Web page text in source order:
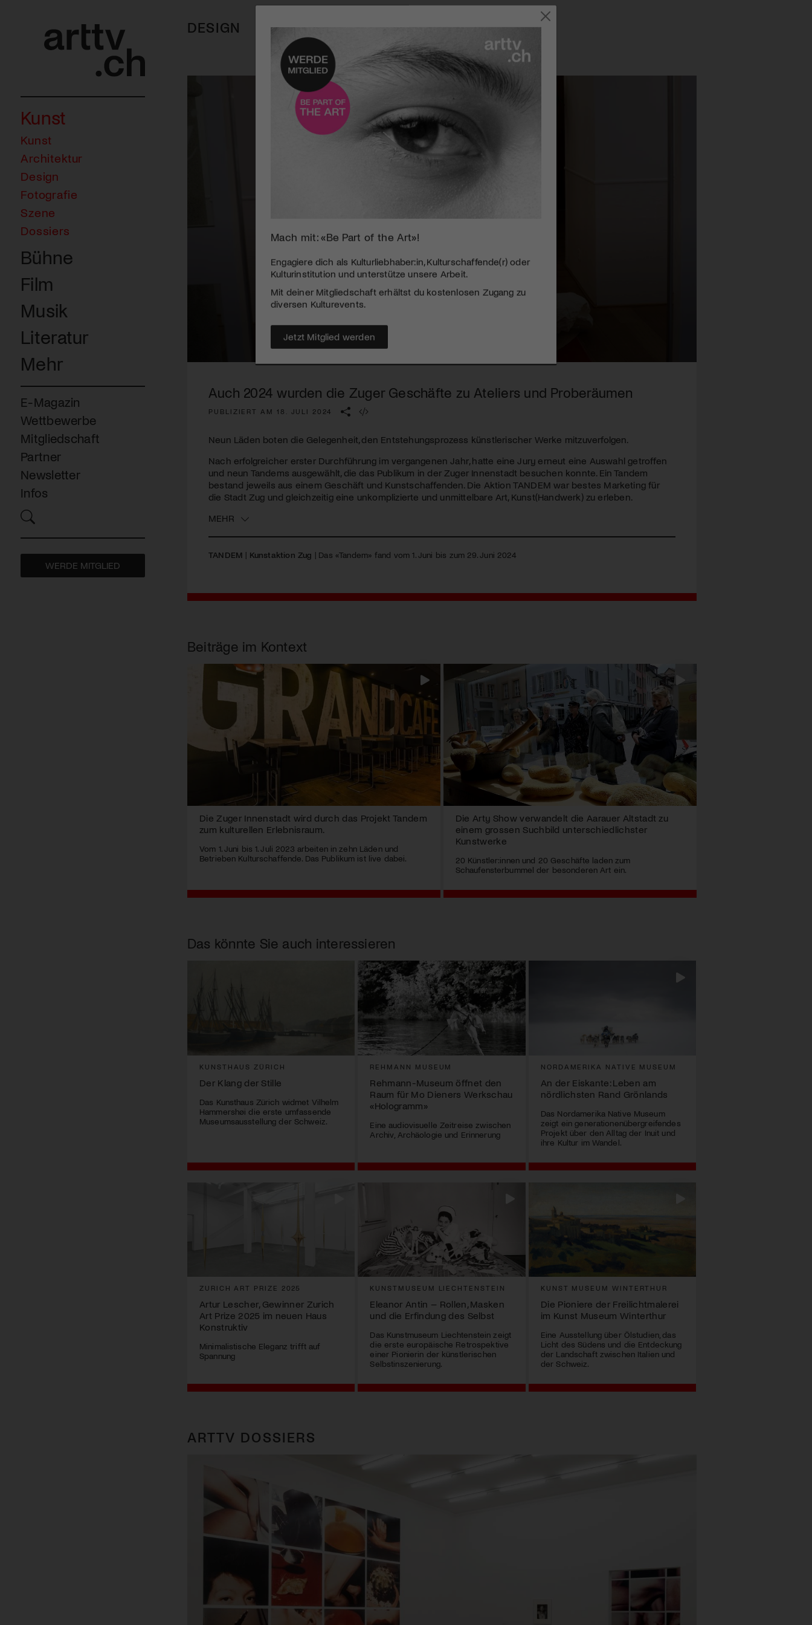
Kunst
Kunst
Architektur
Design
Fotografie
Szene
Dossiers
Bühne
Film
Musik
Literatur
Mehr
E-Magazin
Wettbewerbe
Mitgliedschaft
Partner
Newsletter
Infos
WERDE MITGLIED
DESIGN
Auch 2024 wurden die Zuger Geschäfte zu Ateliers und Proberäumen
PUBLIZIERT AM 18. JULI 2024
Neun Läden boten die Gelegenheit, den Entstehungsprozess künstlerischer Werke mitzuverfolgen.
Nach erfolgreicher erster Durchführung im vergangenen Jahr, hatte eine Jury erneut eine Auswahl getroffen
und neun Tandems ausgewählt, die das Publikum in der Zuger Innenstadt besuchen konnte. Ein Tandem
bestand jeweils aus einem Geschäft und Kunstschaffenden. Die Aktion TANDEM war bestes Marketing für
die Stadt Zug und gleichzeitig eine unkomplizierte und unmittelbare Art, Kunst(Handwerk) zu erleben.
MEHR
TANDEM | Kunstaktion Zug | Das «Tandem» fand vom 1. Juni bis zum 29. Juni 2024
Beiträge im Kontext
Die Zuger Innenstadt wird durch das Projekt Tandem
zum kulturellen Erlebnisraum.
Vom 1. Juni bis 1. Juli 2023 arbeiten in zehn Läden und
Betrieben Kulturschaffende. Das Publikum ist live dabei.
Die Arty Show verwandelt die Aarauer Altstadt zu
einem grossen Suchbild unterschiedlichster
Kunstwerke
20 Künstler:innen und 20 Geschäfte laden zum
Schaufensterbummel der besonderen Art ein.
Das könnte Sie auch interessieren
KUNSTHAUS ZÜRICH
Der Klang der Stille
Das Kunsthaus Zürich widmet Vilhelm
Hammershøi die erste umfassende
Museumsausstellung der Schweiz.
REHMANN MUSEUM
Rehmann-Museum öffnet den
Raum für Mo Dieners Werkschau
«Hologramm»
Eine audiovisuelle Zeitreise zwischen
Archiv, Archäologie und Erinnerung
NORDAMERIKA NATIVE MUSEUM
An der Eiskante: Leben am
nördlichsten Rand Grönlands
Das Nordamerika Native Museum
zeigt ein generationenübergreifendes
Projekt über den Alltag der Inuit und
ihre Kultur im Wandel.
ZURICH ART PRIZE 2025
Artur Lescher, Gewinner Zurich
Art Prize 2025 im neuen Haus
Konstruktiv
Minimalistische Eleganz trifft auf
Spannung
KUNSTMUSEUM LIECHTENSTEIN
Eleanor Antin – Rollen, Masken
und die Erfindung des Selbst
Das Kunstmuseum Liechtenstein zeigt
die erste europäische Retrospektive
einer Pionierin der künstlerischen
Selbstinszenierung.
KUNST MUSEUM WINTERTHUR
Die Pioniere der Freilichtmalerei
im Kunst Museum Winterthur
Eine Ausstellung über Ölstudien, das
Licht des Südens und die Entdeckung
der Landschaft zwischen Italien und
der Schweiz.
ARTTV DOSSIERS
Mach mit: «Be Part of the Art»!
Engagiere dich als Kulturliebhaber:in, Kulturschaffende(r) oder
Kulturinstitution und unterstütze unsere Arbeit.
Mit deiner Mitgliedschaft erhältst du kostenlosen Zugang zu
diversen Kulturevents.
Jetzt Mitglied werden